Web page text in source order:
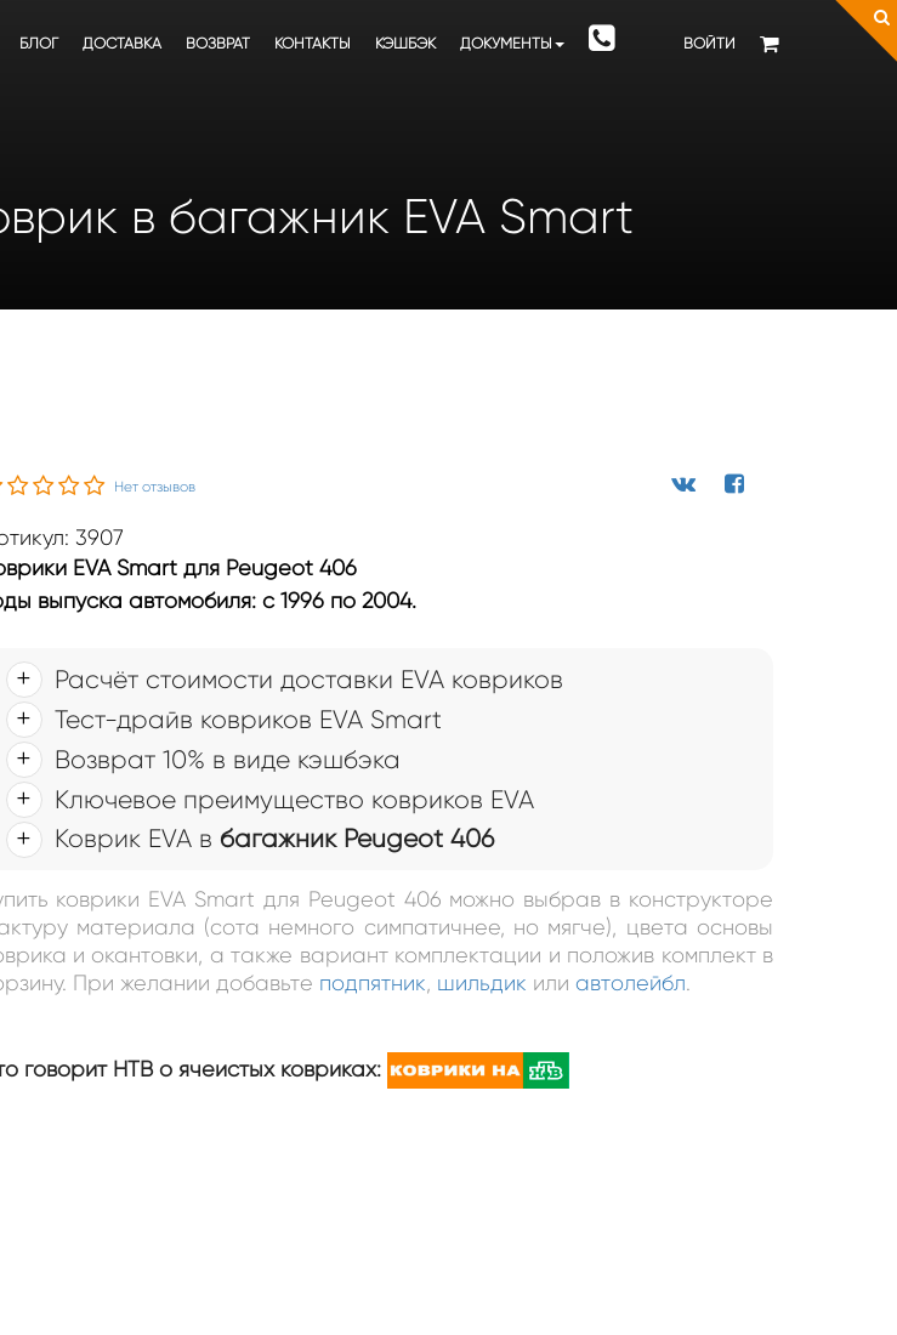
ВОЙТИ
БЛОГ ДОСТАВКА ВОЗВРАТ КОНТАКТЫ КЭШБЭК ДОКУМЕНТЫ
в багажник EVA Smart
Нет отзывов
3907
EVA Smart для Peugeot 406
выпуска автомобиля: с 1996 по 2004.
Расчёт стоимости доставки EVA ковриков
Тест-драйв ковриков EVA Smart
Возврат 10% в виде кэшбэка
Ключевое преимущество ковриков EVA
Коврик EVA в багажник Peugeot 406
коврики EVA Smart для Peugeot 406 можно выбрав в конструкторе
материала (сота немного симпатичнее, но мягче), цвета основы
и окантовки, а также вариант комплектации и положив комплект в
При желании добавьте подпятник шильдик или автолейбл.
говорит НТВ о ячеистых ковриках: